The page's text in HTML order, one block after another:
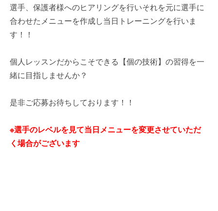
選手、保護者様へのヒアリングを行いそれを元に選手に
合わせたメニューを作成し当日トレーニングを行いま
す！！
個人レッスンだからこそできる【個の技術】の習得を一
緒に目指しませんか？
是非ご応募お待ちしております！！
※選手のレベルを見て当日メニューを変更させていただ
く場合がございます